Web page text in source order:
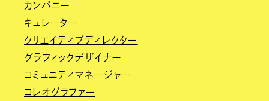
カンパニー
キュレーター
クリエイティブディレクター
グラフィックデザイナー
コミュニティマネージャー
コレオグラファー